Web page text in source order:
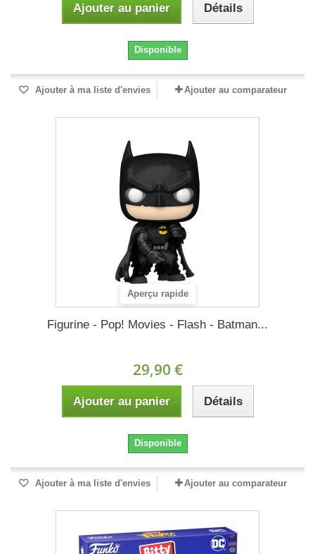
Ajouter au panier Détails
Disponible
Ajouter à ma liste d'envies Ajouter au comparateur
Aperçu rapide
Figurine - Pop! Movies - Flash - Batman...
29,90 €
Ajouter au panier Détails
Disponible
Ajouter à ma liste d'envies Ajouter au comparateur